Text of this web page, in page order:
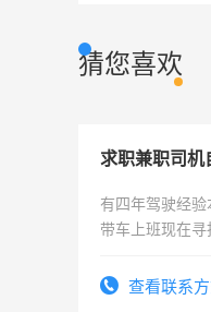
猜您喜欢
求职兼职司机
有四年驾驶经验
带车上班现在
查看联系